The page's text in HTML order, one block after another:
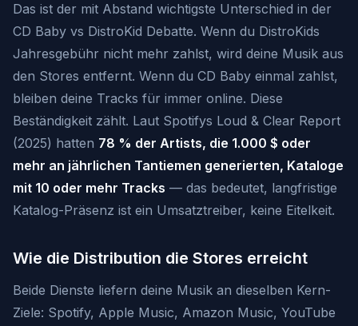
Das ist der mit Abstand wichtigste Unterschied in der
CD Baby vs DistroKid Debatte. Wenn du DistroKids
Jahresgebühr nicht mehr zahlst, wird deine Musik aus
den Stores entfernt. Wenn du CD Baby einmal zahlst,
bleiben deine Tracks für immer online. Diese
Beständigkeit zählt. Laut Spotifys Loud & Clear Report
(2025) hatten 78 % der Artists, die 1.000 $ oder
mehr an jährlichen Tantiemen generierten, Kataloge
mit 10 oder mehr Tracks — das bedeutet, langfristige
Katalog-Präsenz ist ein Umsatztreiber, keine Eitelkeit.
Wie die Distribution die Stores erreicht
Beide Dienste liefern deine Musik an dieselben Kern-
Ziele: Spotify, Apple Music, Amazon Music, YouTube